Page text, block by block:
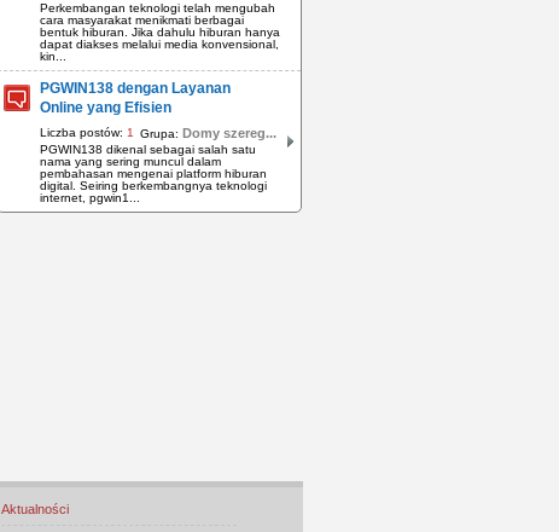
Perkembangan teknologi telah mengubah
cara masyarakat menikmati berbagai
bentuk hiburan. Jika dahulu hiburan hanya
dapat diakses melalui media konvensional,
kin...
PGWIN138 dengan Layanan
Online yang Efisien
Liczba postów: 1 Grupa: Domy szereg...
PGWIN138 dikenal sebagai salah satu
nama yang sering muncul dalam
pembahasan mengenai platform hiburan
digital. Seiring berkembangnya teknologi
internet, pgwin1...
Aktualności